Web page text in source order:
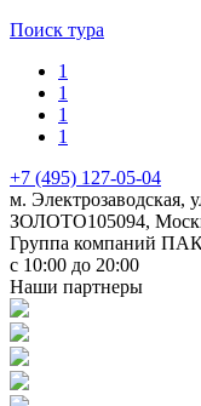
Поиск тура
1
1
1
1
+7 (495) 127-05-04
м. Электрозаводская,
ЗОЛОТО105094,
Группа компаний
с 10:00 до 20:00
Наши партнеры